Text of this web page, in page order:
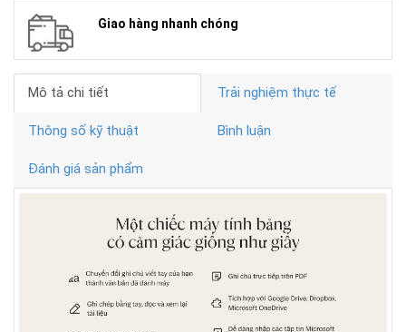
Giao hàng nhanh chóng
Mô tả chi tiết Trải nghiệm thực tế
Thông số kỹ thuật Bình luận
Đánh giá sản phẩm